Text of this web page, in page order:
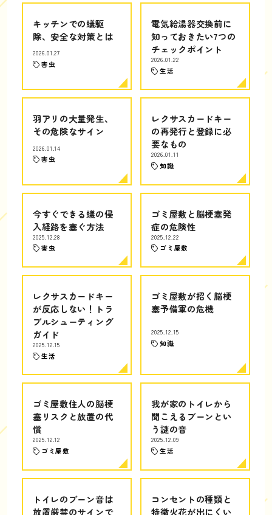
キッチンでの蟻駆
除、安全な対策とは
2026.01.27
害虫
電気給湯器交換前に
知っておきたい7つの
チェックポイント
2026.01.22
生活
羽アリの大量発生、
その危険なサイン
2026.01.14
害虫
レクサスカードキー
の再発行と登録に必
要なもの
2026.01.11
知識
今すぐできる蟻の侵
入経路を塞ぐ方法
2025.12.28
害虫
ゴミ屋敷と脳梗塞発
症の危険性
2025.12.22
ゴミ屋敷
レクサスカードキー
が反応しない！トラ
ブルシューティング
ガイド
2025.12.15
生活
ゴミ屋敷が招く脳梗
塞予備軍の危機
2025.12.15
知識
ゴミ屋敷住人の脳梗
塞リスクと放置の代
償
2025.12.12
ゴミ屋敷
我が家のトイレから
聞こえるブーンとい
う謎の音
2025.12.09
生活
トイレのブーン音は
放置厳禁のサインで
コンセントの種類と
特徴火花が出にくい